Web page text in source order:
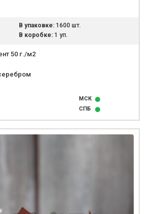
В упаковке:1600 шт.
В коробке:1 уп.
50 г./м2
МСК
СПБ